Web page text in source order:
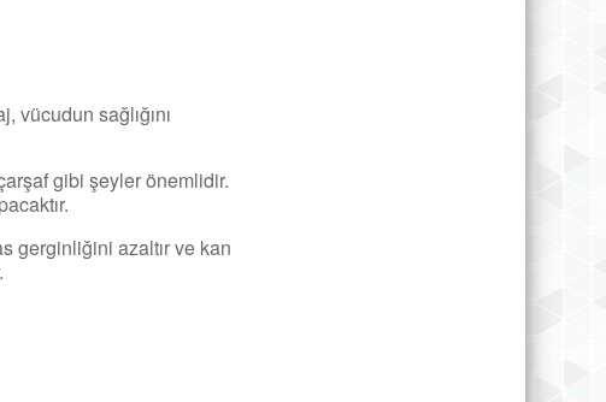
vücudun sağlığını
gibi şeyler önemlidir.
gerginliğini azaltır ve kan